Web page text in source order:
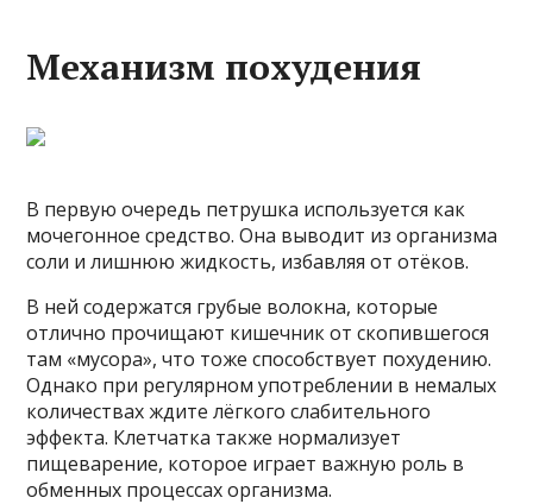
Механизм похудения
В первую очередь петрушка используется как
мочегонное средство. Она выводит из организма
соли и лишнюю жидкость, избавляя от отёков.
В ней содержатся грубые волокна, которые
отлично прочищают кишечник от скопившегося
там «мусора», что тоже способствует похудению.
Однако при регулярном употреблении в немалых
количествах ждите лёгкого слабительного
эффекта. Клетчатка также нормализует
пищеварение, которое играет важную роль в
обменных процессах организма.